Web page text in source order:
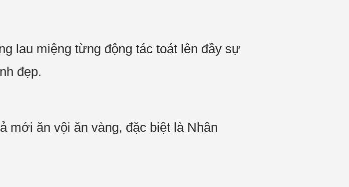
lau miệng từng động tác toát lên đầy sự
đẹp.
mới ăn vội ăn vàng, đặc biệt là Nhân